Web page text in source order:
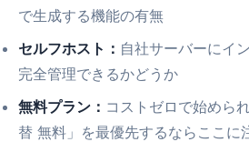
で生成する機能の有無
セルフホスト： 自社サーバーにイ
完全管理できるかどうか
無料プラン： コストゼロで始めら
替 無料」を最優先するならここに